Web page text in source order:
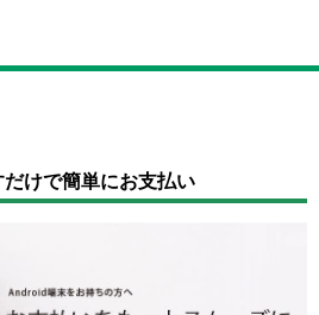
けで簡単にお支払い